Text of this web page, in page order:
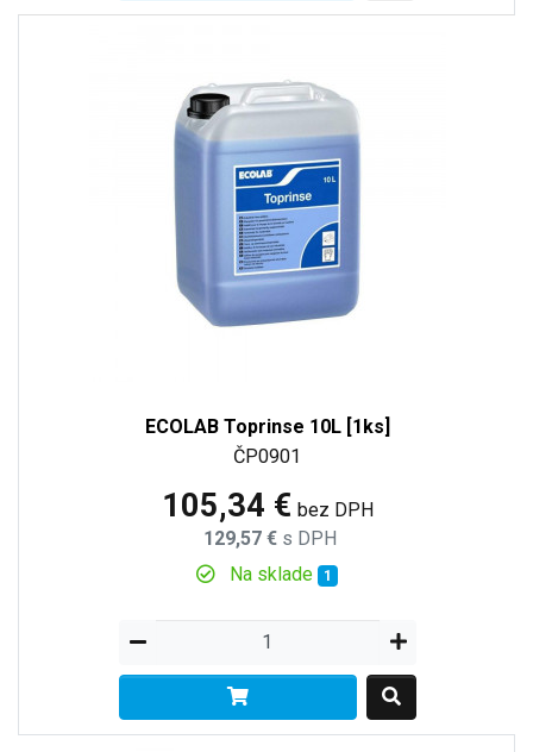
ECOLAB Toprinse 10L [1ks]
ČP0901
105,34 € bez DPH
129,57 € s DPH
Na sklade 1